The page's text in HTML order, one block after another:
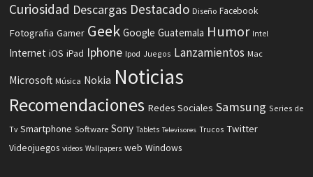
Curiosidad Descargas Destacado Diseño Facebook
Fotografia Gamer Geek Google Guatemala Humor Intel
Internet iOS iPad Iphone Ipod Juegos Lanzamientos Mac
Microsoft Música Nokia Noticias
Recomendaciones Redes Sociales Samsung Series de
Tv Smartphone Software Sony Tablets Televisores Trucos Twitter
Videojuegos videos Wallpapers web Windows